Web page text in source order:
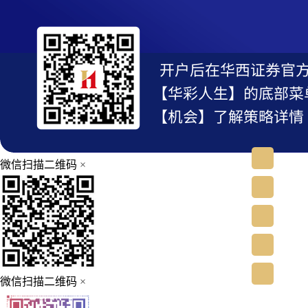
微信扫描二维码 ×
微信扫描二维码 ×